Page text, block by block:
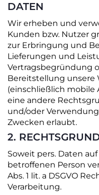
DATEN
Wir erheben und
Kunden bzw. Nutzer
zur Erbringung und
Lieferungen und
Vertragsbegründung
Bereitstellung unsere
(einschließlich mobile
eine andere
und/oder
Zwecken erlaubt.
2.
Soweit pers. Daten
betroffenen Person
Abs. 1 lit. a DSGVO
Verarbeitung.